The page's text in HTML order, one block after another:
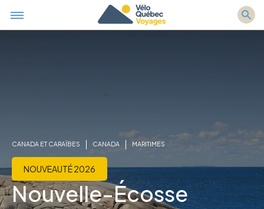
CANADA ET CARAÏBES CANADA MARITIMES
NOUVEAUTÉ 2026
Nouvelle-Écosse